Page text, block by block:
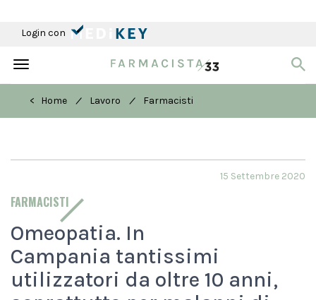
Login con
Toggle
< Home
/ Lavoro / Farmacisti
FARMACISTI
15 Settembre 2020
Omeopatia. In
Campania tantissimi
utilizzatori da oltre 10 anni,